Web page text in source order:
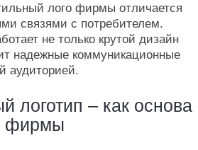
лого фирмы отличается
связями с потребителем.
не только крутой дизайн
надежные коммуникационные
аудиторией.
логотип – как основа
фирмы